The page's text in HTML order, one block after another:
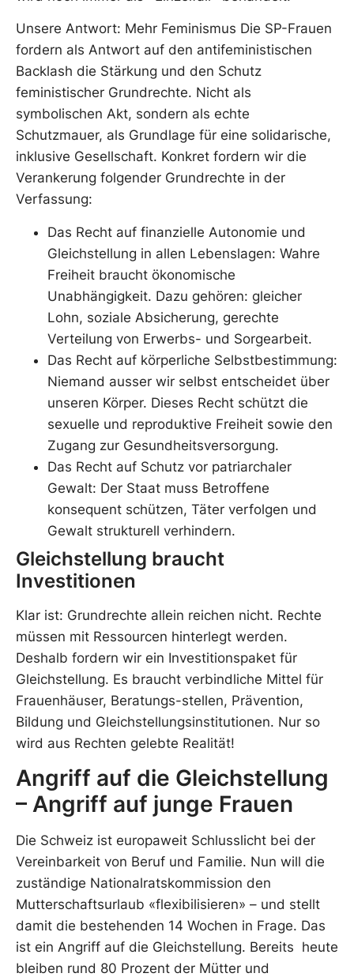
Unsere Antwort: Mehr Feminismus Die SP-Frauen
fordern als Antwort auf den antifeministischen
Backlash die Stärkung und den Schutz
feministischer Grundrechte. Nicht als
symbolischen Akt, sondern als echte
Schutzmauer, als Grundlage für eine solidarische,
inklusive Gesellschaft. Konkret fordern wir die
Verankerung folgender Grundrechte in der
Verfassung:
Das Recht auf finanzielle Autonomie und
Gleichstellung in allen Lebenslagen: Wahre
Freiheit braucht ökonomische
Unabhängigkeit. Dazu gehören: gleicher
Lohn, soziale Absicherung, gerechte
Verteilung von Erwerbs- und Sorgearbeit.
Das Recht auf körperliche Selbstbestimmung:
Niemand ausser wir selbst entscheidet über
unseren Körper. Dieses Recht schützt die
sexuelle und reproduktive Freiheit sowie den
Zugang zur Gesundheitsversorgung.
Das Recht auf Schutz vor patriarchaler
Gewalt: Der Staat muss Betroffene
konsequent schützen, Täter verfolgen und
Gewalt strukturell verhindern.
Gleichstellung braucht
Investitionen
Klar ist: Grundrechte allein reichen nicht. Rechte
müssen mit Ressourcen hinterlegt werden.
Deshalb fordern wir ein Investitionspaket für
Gleichstellung. Es braucht verbindliche Mittel für
Frauenhäuser, Beratungs-stellen, Prävention,
Bildung und Gleichstellungsinstitutionen. Nur so
wird aus Rechten gelebte Realität!
Angriff auf die Gleichstellung
– Angriff auf junge Frauen
Die Schweiz ist europaweit Schlusslicht bei der
Vereinbarkeit von Beruf und Familie. Nun will die
zuständige Nationalratskommission den
Mutterschaftsurlaub «flexibilisieren» – und stellt
damit die bestehenden 14 Wochen in Frage. Das
ist ein Angriff auf die Gleichstellung. Bereits heute
bleiben rund 80 Prozent der Mütter und